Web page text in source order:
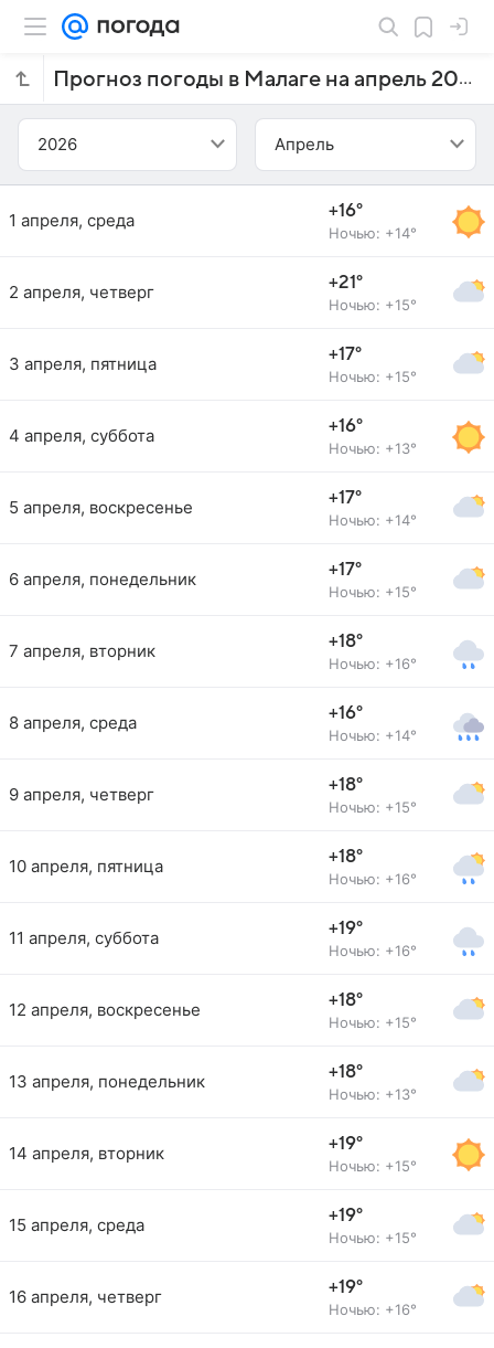
Прогноз погоды в Малаге на апрель 2026 года
2026 Апрель
1 апреля, среда +16°
Ночью: +14°
2 апреля, четверг +21°
Ночью: +15°
3 апреля, пятница +17°
Ночью: +15°
4 апреля, суббота +16°
Ночью: +13°
5 апреля, воскресенье +17°
Ночью: +14°
6 апреля, понедельник +17°
Ночью: +15°
7 апреля, вторник +18°
Ночью: +16°
8 апреля, среда +16°
Ночью: +14°
9 апреля, четверг +18°
Ночью: +15°
10 апреля, пятница +18°
Ночью: +16°
11 апреля, суббота +19°
Ночью: +16°
12 апреля, воскресенье +18°
Ночью: +15°
13 апреля, понедельник +18°
Ночью: +13°
14 апреля, вторник +19°
Ночью: +15°
15 апреля, среда +19°
Ночью: +15°
16 апреля, четверг +19°
Ночью: +16°